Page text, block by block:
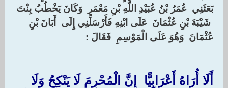
‏بَعَثَنِي ‏ ‏عُمَرُ بْنُ عُبَيْدِ اللَّهِ بْنِ مَعْمَرٍ ‏ ‏وَكَانَ يَخْطُبُ بِنْتَ
‏ ‏شَيْبَةَ بْنِ عُثْمَانَ ‏ ‏عَلَى ابْنِهِ فَأَرْسَلَنِي إِلَى ‏ ‏أَبَانَ بْنِ
عُثْمَانَ ‏ ‏وَهُوَ عَلَى الْمَوْسِمِ ‏ ‏فَقَالَ : ‏
أَلَا أُرَاهُ أَعْرَابِيًّا ‏ ‏إِنَّ الْمُحْرِمَ لَا يَنْكِحُ وَلَا